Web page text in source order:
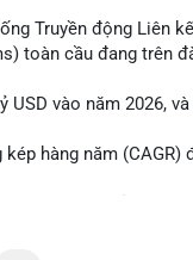
lại, nếu BTC
#aplucban
Truyền động Liên
toàn cầu đang trên
USD vào năm 2026,
hàng năm (CAGR)